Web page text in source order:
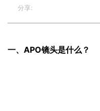
分享:
一、APO镜头是什么？